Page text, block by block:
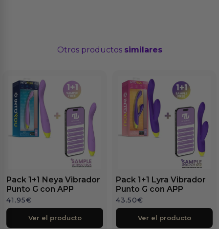
Otros productos similares
Pack 1+1 Neya Vibrador
Punto G con APP
41.95€
Ver el producto
Pack 1+1 Lyra Vibrador
Punto G con APP
43.50€
Ver el producto